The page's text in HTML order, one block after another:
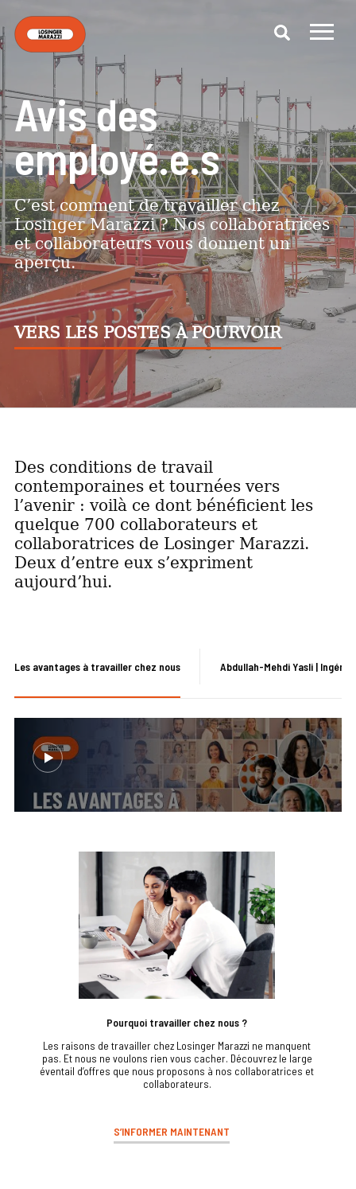
Avis des
employé.e.s
C’est comment de travailler chez
Losinger Marazzi ? Nos collaboratrices
et collaborateurs vous donnent un
aperçu.
VERS LES POSTES À POURVOIR
Des conditions de travail
contemporaines et tournées vers
l’avenir : voilà ce dont bénéficient les
quelque 700 collaborateurs et
collaboratrices de Losinger Marazzi.
Deux d’entre eux s’expriment
aujourd’hui.
Les avantages à travailler chez nous Abdullah-Mehdi Yasli |
Pourquoi travailler chez nous ?
Les raisons de travailler chez Losinger Marazzi ne manquent
pas. Et nous ne voulons rien vous cacher. Découvrez le large
éventail d’offres que nous proposons à nos collaboratrices et
collaborateurs.
S’INFORMER MAINTENANT